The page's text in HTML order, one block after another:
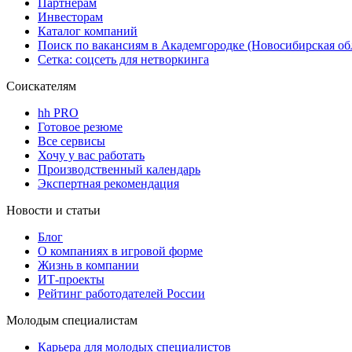
Инвесторам
Каталог компаний
Поиск по вакансиям в Академгородке (Новосибирская
Сетка: соцсеть для нетворкинга
Соискателям
hh PRO
Готовое резюме
Все сервисы
Хочу у вас работать
Производственный календарь
Экспертная рекомендация
Новости и статьи
Блог
О компаниях в игровой форме
Жизнь в компании
ИТ-проекты
Рейтинг работодателей России
Молодым специалистам
Карьера для молодых специалистов